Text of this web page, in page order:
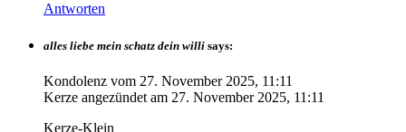
Antworten
alles liebe mein schatz dein willi says:
Kondolenz vom 27. November 2025, 11:11
Kerze angezündet am 27. November 2025, 11:11
Kerze-Klein